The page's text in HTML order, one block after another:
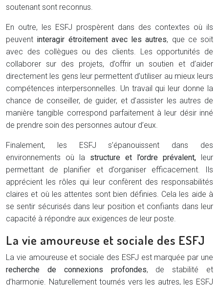
soutenant sont reconnus.
En outre, les ESFJ prospèrent dans des contextes où ils
peuvent interagir étroitement avec les autres, que ce soit
avec des collègues ou des clients. Les opportunités de
collaborer sur des projets, d’offrir un soutien et d’aider
directement les gens leur permettent d’utiliser au mieux leurs
compétences interpersonnelles. Un travail qui leur donne la
chance de conseiller, de guider, et d’assister les autres de
manière tangible correspond parfaitement à leur désir inné
de prendre soin des personnes autour d’eux.
Finalement, les ESFJ s’épanouissent dans des
environnements où la structure et l’ordre prévalent, leur
permettant de planifier et d’organiser efficacement. Ils
apprécient les rôles qui leur confèrent des responsabilités
claires et où les attentes sont bien définies. Cela les aide à
se sentir sécurisés dans leur position et confiants dans leur
capacité à répondre aux exigences de leur poste.
La vie amoureuse et sociale des ESFJ
La vie amoureuse et sociale des ESFJ est marquée par une
recherche de connexions profondes, de stabilité et
d’harmonie. Naturellement tournés vers les autres, les ESFJ